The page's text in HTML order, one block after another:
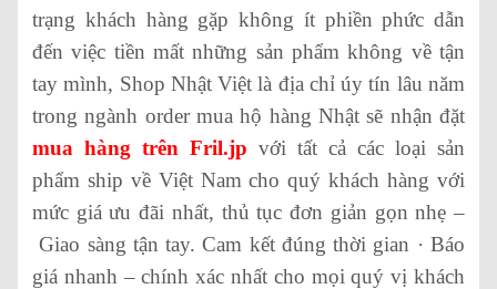
trạng khách hàng gặp không ít phiền phức dẫn
đến việc tiền mất những sản phẩm không về tận
tay mình, Shop Nhật Việt là địa chỉ úy tín lâu năm
trong ngành order mua hộ hàng Nhật sẽ nhận đặt
mua hàng trên Fril.jp với tất cả các loại sản
phẩm ship về Việt Nam cho quý khách hàng với
mức giá ưu đãi nhất, thủ tục đơn giản gọn nhẹ –
Giao sàng tận tay. Cam kết đúng thời gian · Báo
giá nhanh – chính xác nhất cho mọi quý vị khách